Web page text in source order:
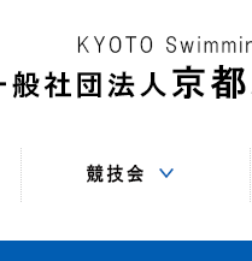
（現年度）
（過年度以前）
（申込・連絡事項等）